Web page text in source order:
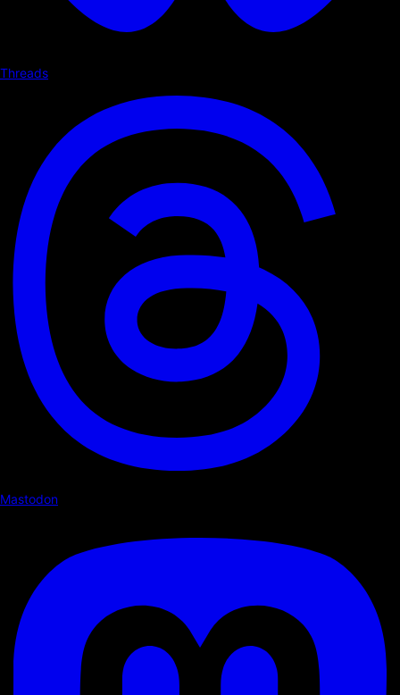
Threads
Mastodon